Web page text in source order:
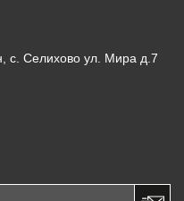
с. Селихово ул. Мира д.7